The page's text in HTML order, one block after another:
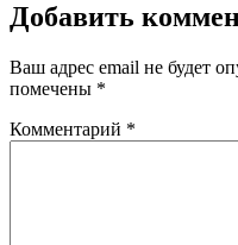
Добавить
Ваш адрес email не будет
помечены *
Комментарий *